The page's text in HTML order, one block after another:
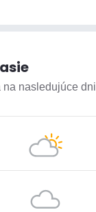
nasledujúce dni